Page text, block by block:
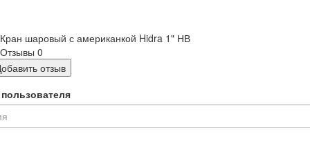
Кран шаровый с американкой Hidra 1" НВ
Отзывы 0
отзыв